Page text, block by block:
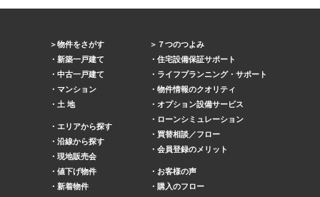
物件をさがす
新築一戸建て
中古一戸建て
マンション
土 地
エリアから探す
沿線から探す
現地販売会
値下げ物件
新着物件
７つのつよみ
住宅設備保証サポート
ライフプランニング・サポート
物件情報のクオリティ
オプション設備サービス
ローンシミュレーション
買替相談／フロー
会員登録のメリット
お客様の声
購入のフロー